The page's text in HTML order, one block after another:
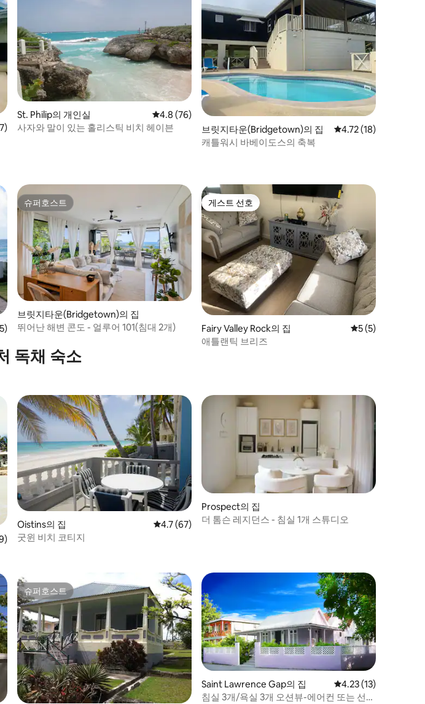
(5점 만점), 후기 57개
St. Philip의 개인실 평점 4.8점(5점 만점), 후기 76개
4.8 (76)
사자와 말이 있는 홀리스틱 비치 헤이븐
브릿지타운(Bridgetown)의 집 평점 4.72점(5점 만점
4.72 (18)
캐틀워시 바베이도스의 축복
(5점 만점), 후기 25개
슈퍼호스트
슈퍼호스트
브릿지타운(Bridgetown)의 집
뛰어난 해변 콘도 - 얼루어 101(침대 2개)
게스트 선호
게스트 선호
Fairy Valley Rock의 집 평점 5점(5점 만점
5 (5)
애틀랜틱 브리즈
독채 숙소
점(5점 만점), 후기 9개
Oistins의 집 평점 4.7점(5점 만점), 후기 67개
4.7 (67)
굿윈 비치 코티지
Prospect의 집
더 톰슨 레지던스 - 침실 1개 스튜디오
슈퍼호스트
슈퍼호스트
Saint Lawrence Gap의 집 평점 4.23점(5점 만점
4.23 (13)
침실 3개/욕실 3개 오션뷰-에어컨 또는 선풍